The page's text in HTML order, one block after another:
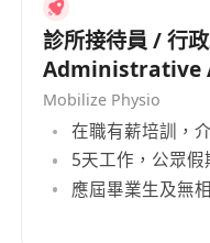
診所接待員 / 行
Administrative
Mobilize Physio
在職有薪培訓，
5天工作，公眾假
應屆畢業生及無